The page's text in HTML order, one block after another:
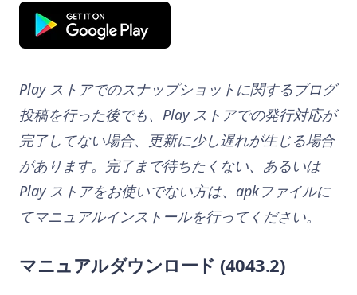
Play ストアでのスナップショットに関するブログ
投稿を行った後でも、Play ストアでの発行対応が
完了してない場合、更新に少し遅れが生じる場合
があります。完了まで待ちたくない、あるいは
Play ストアをお使いでない方は、apkファイルに
てマニュアルインストールを行ってください。
マニュアルダウンロード (4043.2)